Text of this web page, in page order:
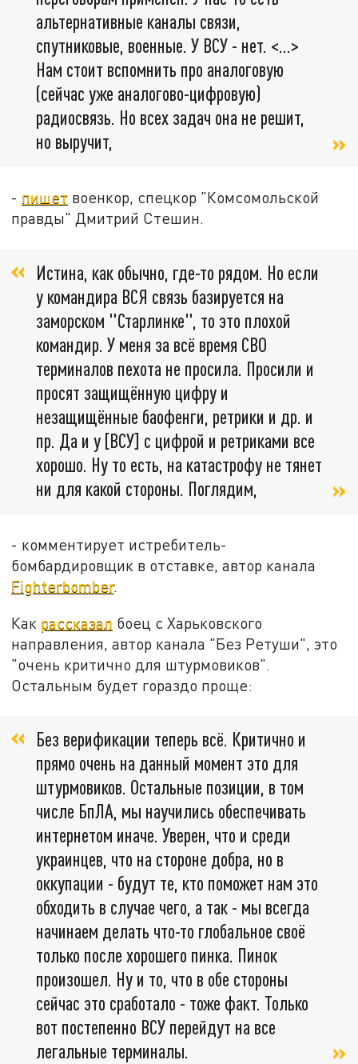
альтернативные каналы связи,
спутниковые, военные. У ВСУ - нет. <…>
Нам стоит вспомнить про аналоговую
(сейчас уже аналогово-цифровую)
радиосвязь. Но всех задач она не решит,
но выручит,
- пишет военкор, спецкор "Комсомольской
правды" Дмитрий Стешин.
Истина, как обычно, где-то рядом. Но если
у командира ВСЯ связь базируется на
заморском "Старлинке", то это плохой
командир. У меня за всё время СВО
терминалов пехота не просила. Просили и
просят защищённую цифру и
незащищённые баофенги, ретрики и др. и
пр. Да и у [ВСУ] с цифрой и ретриками все
хорошо. Ну то есть, на катастрофу не тянет
ни для какой стороны. Поглядим,
- комментирует истребитель-
бомбардировщик в отставке, автор канала
Fighterbomber.
Как рассказал боец с Харьковского
направления, автор канала "Без Ретуши", это
"очень критично для штурмовиков".
Остальным будет гораздо проще:
Без верификации теперь всё. Критично и
прямо очень на данный момент это для
штурмовиков. Остальные позиции, в том
числе БпЛА, мы научились обеспечивать
интернетом иначе. Уверен, что и среди
украинцев, что на стороне добра, но в
оккупации - будут те, кто поможет нам это
обходить в случае чего, а так - мы всегда
начинаем делать что-то глобальное своё
только после хорошего пинка. Пинок
произошел. Ну и то, что в обе стороны
сейчас это сработало - тоже факт. Только
вот постепенно ВСУ перейдут на все
легальные терминалы.